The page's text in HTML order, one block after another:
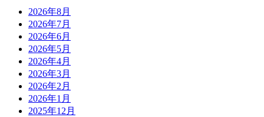
2026年8月
2026年7月
2026年6月
2026年5月
2026年4月
2026年3月
2026年2月
2026年1月
2025年12月